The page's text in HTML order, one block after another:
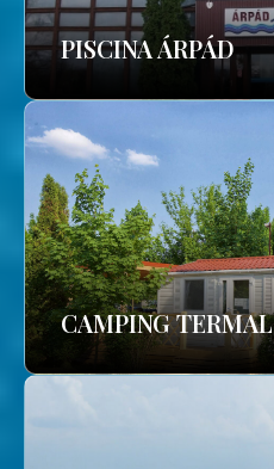
PISCINA ÁRPÁD
CAMPING TERMAL